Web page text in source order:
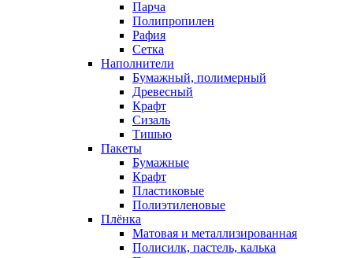
Парча
Полипропилен
Рафия
Сетка
Наполнители
Бумажный, полимерный
Древесный
Крафт
Сизаль
Тишью
Пакеты
Бумажные
Крафт
Пластиковые
Полиэтиленовые
Плёнка
Матовая и металлизированная
Полисилк, пастель, калька